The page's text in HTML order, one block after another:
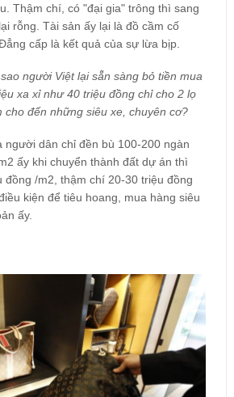
Thậm chí, có "đại gia" trông thì sang
rỗng. Tài sản ấy lại là đồ cầm cố
cấp là kết quả của sự lừa bịp.
người Việt lại sẵn sàng bỏ tiền mua
xa xỉ như 40 triệu đồng chỉ cho 2 lọ
cho đến những siêu xe, chuyên cơ?
người dân chỉ đền bù 100-200 ngàn
ấy khi chuyển thành đất dự án thì
đồng /m2, thậm chí 20-30 triệu đồng
kiện để tiêu hoang, mua hàng siêu
ấy.